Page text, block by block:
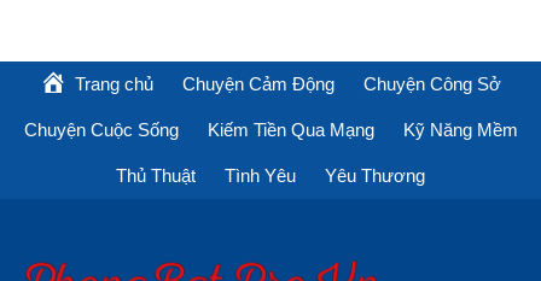
Trang chủ Chuyện Cảm Động Chuyện Công Sở
Chuyện Cuộc Sống Kiếm Tiền Qua Mạng Kỹ Năng Mềm
Thủ Thuật Tình Yêu Yêu Thương